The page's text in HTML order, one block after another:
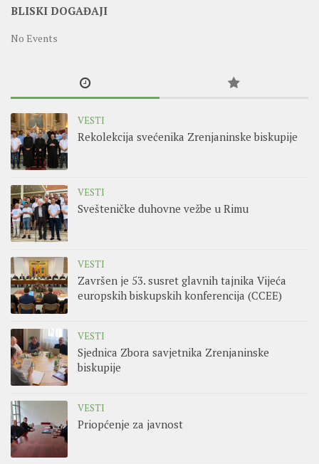
BLISKI DOGAĐAJI
No Events
VESTI
Rekolekcija svećenika Zrenjaninske biskupije
VESTI
Svešteničke duhovne vežbe u Rimu
VESTI
Završen je 53. susret glavnih tajnika Vijeća
europskih biskupskih konferencija (CCEE)
VESTI
Sjednica Zbora savjetnika Zrenjaninske
biskupije
VESTI
Priopćenje za javnost